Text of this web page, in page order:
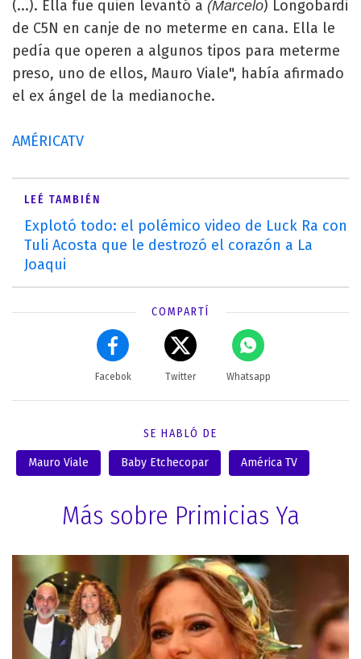
(...). Ella fue quien levantó a (Marcelo) Longobardi
de C5N en canje de no meterme en cana. Ella le
pedía que operen a algunos tipos para meterme
preso, uno de ellos, Mauro Viale", había afirmado
el ex ángel de la medianoche.
AMÉRICATV
LEÉ TAMBIÉN
Explotó todo: el polémico video de Luck Ra con
Tuli Acosta que le destrozó el corazón a La
Joaqui
COMPARTÍ
Facebok Twitter Whatsapp
SE HABLÓ DE
Mauro Viale Baby Etchecopar América TV
Más sobre Primicias Ya